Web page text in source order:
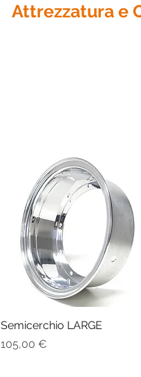
Attrezzatura e
Vista rapida
Semicerchio LARGE
Prezzo
105,00 €